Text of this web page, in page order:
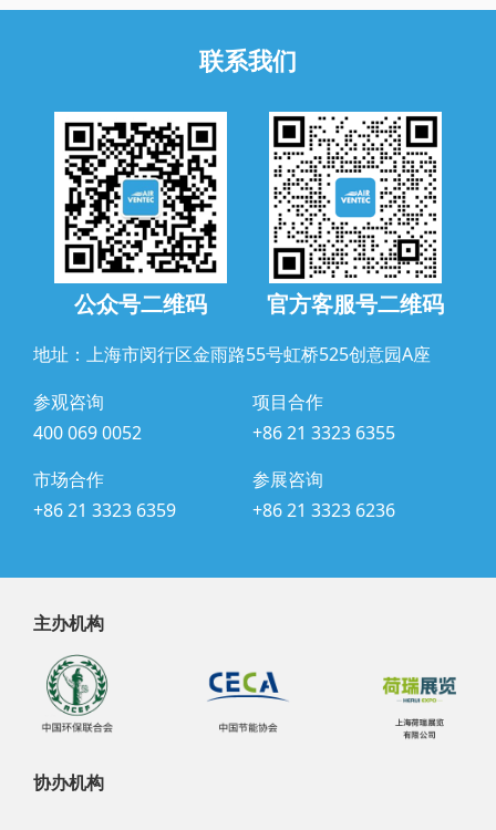
联系我们
公众号二维码 官方客服号二维码
地址：上海市闵行区金雨路55号虹桥525创意园A座
参观咨询
400 069 0052
项目合作
+86 21 3323 6355
市场合作
+86 21 3323 6359
参展咨询
+86 21 3323 6236
主办机构
协办机构